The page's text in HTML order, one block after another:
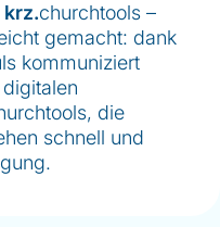
churchtools –
gemacht: dank
kommuniziert
die
schnell und